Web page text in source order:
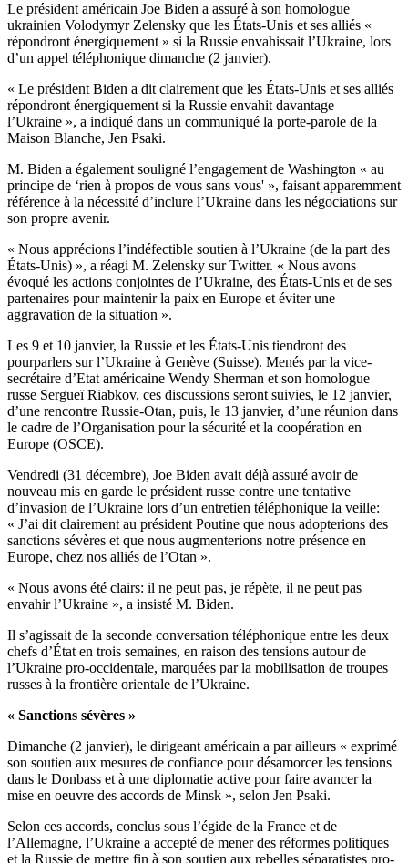
Le président américain Joe Biden a assuré à son homologue
ukrainien Volodymyr Zelensky que les États-Unis et ses alliés «
répondront énergiquement » si la Russie envahissait l’Ukraine, lors
d’un appel téléphonique dimanche (2 janvier).
« Le président Biden a dit clairement que les États-Unis et ses alliés
répondront énergiquement si la Russie envahit davantage
l’Ukraine », a indiqué dans un communiqué la porte-parole de la
Maison Blanche, Jen Psaki.
M. Biden a également souligné l’engagement de Washington « au
principe de ‘rien à propos de vous sans vous' », faisant apparemment
référence à la nécessité d’inclure l’Ukraine dans les négociations sur
son propre avenir.
« Nous apprécions l’indéfectible soutien à l’Ukraine (de la part des
États-Unis) », a réagi M. Zelensky sur Twitter. « Nous avons
évoqué les actions conjointes de l’Ukraine, des États-Unis et de ses
partenaires pour maintenir la paix en Europe et éviter une
aggravation de la situation ».
Les 9 et 10 janvier, la Russie et les États-Unis tiendront des
pourparlers sur l’Ukraine à Genève (Suisse). Menés par la vice-
secrétaire d’Etat américaine Wendy Sherman et son homologue
russe Sergueï Riabkov, ces discussions seront suivies, le 12 janvier,
d’une rencontre Russie-Otan, puis, le 13 janvier, d’une réunion dans
le cadre de l’Organisation pour la sécurité et la coopération en
Europe (OSCE).
Vendredi (31 décembre), Joe Biden avait déjà assuré avoir de
nouveau mis en garde le président russe contre une tentative
d’invasion de l’Ukraine lors d’un entretien téléphonique la veille:
« J’ai dit clairement au président Poutine que nous adopterions des
sanctions sévères et que nous augmenterions notre présence en
Europe, chez nos alliés de l’Otan ».
« Nous avons été clairs: il ne peut pas, je répète, il ne peut pas
envahir l’Ukraine », a insisté M. Biden.
Il s’agissait de la seconde conversation téléphonique entre les deux
chefs d’État en trois semaines, en raison des tensions autour de
l’Ukraine pro-occidentale, marquées par la mobilisation de troupes
russes à la frontière orientale de l’Ukraine.
« Sanctions sévères »
Dimanche (2 janvier), le dirigeant américain a par ailleurs « exprimé
son soutien aux mesures de confiance pour désamorcer les tensions
dans le Donbass et à une diplomatie active pour faire avancer la
mise en oeuvre des accords de Minsk », selon Jen Psaki.
Selon ces accords, conclus sous l’égide de la France et de
l’Allemagne, l’Ukraine a accepté de mener des réformes politiques
et la Russie de mettre fin à son soutien aux rebelles séparatistes pro-